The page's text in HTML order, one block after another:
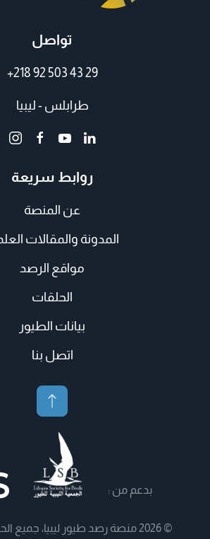
تواصل
+218 92 503 43 29
طرابلس - ليبيا
روابط سريعة
عن المنصة
المدونة والمقالات
مواقع الرصد
الحلقات
بيانات الطيور
اتصل بنا
بدعم من :
© 2026 منصة رصد طيور ليبيا، جميع الحقوق محفوظة.